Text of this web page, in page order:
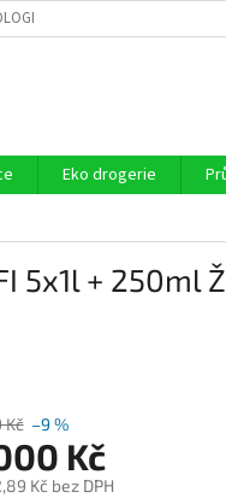
ČIŠTĚNÍ ODPADNÍCH VOD
Eko drogerie
5x1l + 250ml
Kč –9 %
Kč
Kč bez DPH